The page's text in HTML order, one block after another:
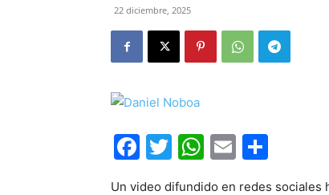
22 diciembre, 2025
Facebook
Twitter
WhatsApp
Email
Un video difundido en redes sociales